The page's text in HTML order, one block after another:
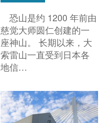
恐山是约 1200 年前由
慈觉大师圆仁创建的一
座神山。 长期以来，大
索雷山一直受到日本各
地信…
查看信息